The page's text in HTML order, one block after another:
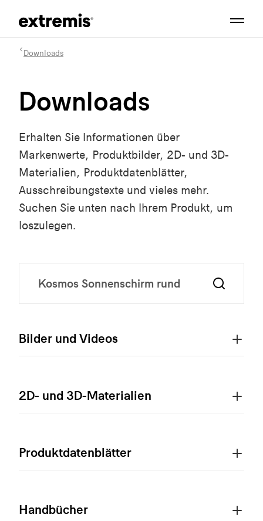
Downloads
Downloads
Erhalten Sie Informationen über
Markenwerte, Produktbilder, 2D- und 3D-
Materialien, Produktdatenblätter,
Ausschreibungstexte und vieles mehr.
Suchen Sie unten nach Ihrem Produkt, um
loszulegen.
Bilder und Videos
2D- und 3D-Materialien
Produktdatenblätter
Handbücher